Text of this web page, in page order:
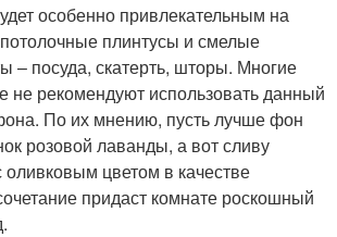
особенно привлекательным на
плинтусы и смелые
– посуда, скатерть, шторы. Многие
не рекомендуют использовать данный
По их мнению, пусть лучше фон
розовой лаванды, а вот сливу
цветом в качестве
придаст комнате роскошный